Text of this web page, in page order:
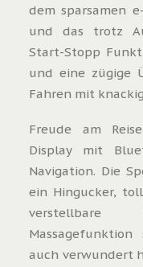
dem sparsamen
und das trotz
Start-Stopp
und eine zügige
Fahren mit
Freude am
Display mit
Navigation. Die
ein Hingucker,
verstellbare
auch verwundert